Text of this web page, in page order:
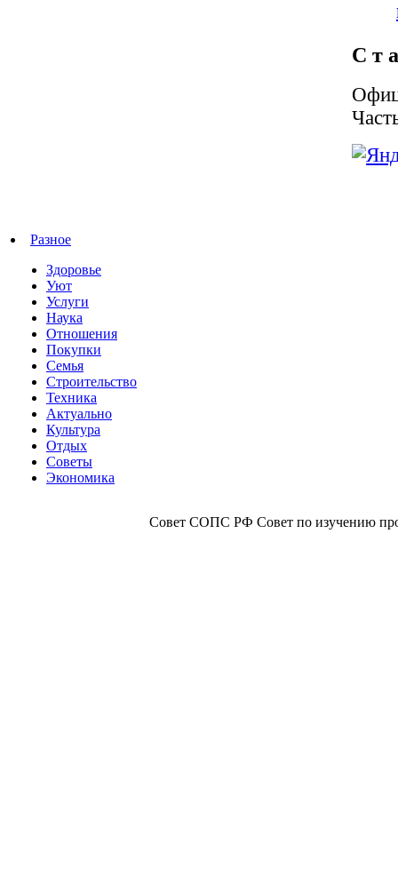
С т
Разное
Здоровье
Уют
Услуги
Наука
Отношения
Покупки
Семья
Строительство
Техника
Актуально
Культура
Отдых
Советы
Экономика
Совет СОПС РФ Совет по изучению